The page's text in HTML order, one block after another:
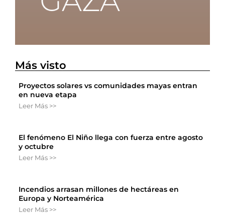
Más visto
Proyectos solares vs comunidades mayas entran
en nueva etapa
Leer Más >>
El fenómeno El Niño llega con fuerza entre agosto
y octubre
Leer Más >>
Incendios arrasan millones de hectáreas en
Europa y Norteamérica
Leer Más >>